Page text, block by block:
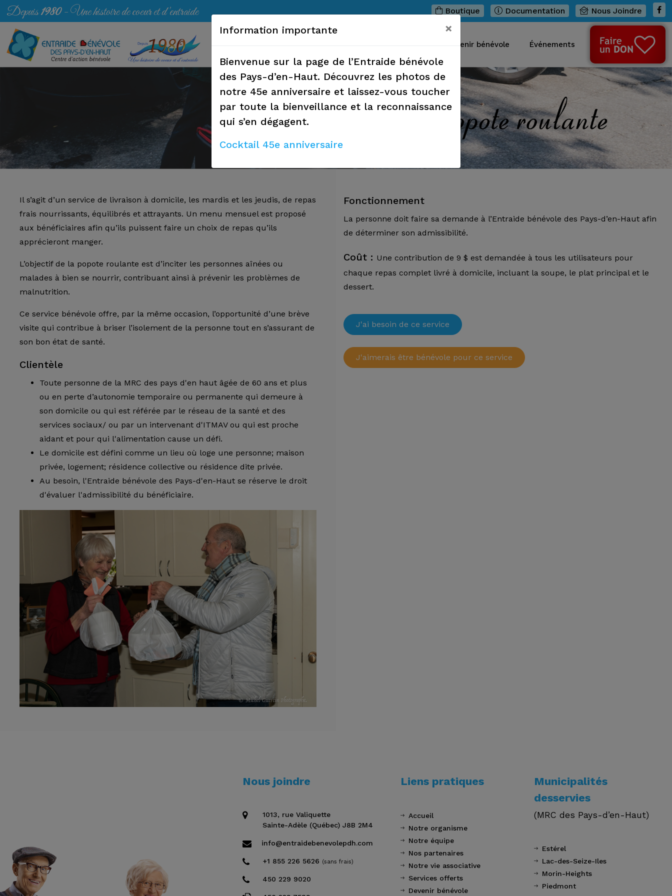
Depuis1980- Une histoire de coeur et d 'entraide Boutique Documentation Nous Joindre
Devenir bénévole Événements
Il s’agit d’un service de livraison à domicile, les mardis et les jeudis, de repas
frais nourrissants, équilibrés et attrayants. Un menu mensuel est proposé
aux bénéficiaires afin qu’ils puissent faire un choix de repas qu’ils
apprécieront manger.
L’objectif de la popote roulante est d’inciter les personnes aînées ou
malades à bien se nourrir, contribuant ainsi à prévenir les problèmes de
malnutrition.
Ce service bénévole offre, par la même occasion, l’opportunité d’une brève
visite qui contribue à briser l’isolement de la personne tout en s’assurant de
son bon état de santé.
Clientèle
Toute personne de la MRC des pays d'en haut âgée de 60 ans et plus
ou en perte d’autonomie temporaire ou permanente qui demeure à
son domicile ou qui est référée par le réseau de la santé et des
services sociaux/ ou par un intervenant d'ITMAV ou qui est proche
aidant et pour qui l'alimentation cause un défi.
Le domicile est défini comme un lieu où loge une personne; maison
privée, logement; résidence collective ou résidence dite privée.
Au besoin, l'Entraide bénévole des Pays-d'en-Haut se réserve le droit
d'évaluer l'admissibilité du bénéficiaire.
Fonctionnement
La personne doit faire sa demande à l’Entraide bénévole des Pays-d’en-Haut afin
de déterminer son admissibilité.
Coût : Une contribution de 9 $ est demandée à tous les utilisateurs pour
chaque repas complet livré à domicile, incluant la soupe, le plat principal et le
dessert.
J'ai besoin de ce service
J'aimerais être bénévole pour ce service
Nous joindre
1013, rue Valiquette
Sainte-Adèle (Québec) J8B 2M4
info@entraidebenevolepdh.com
+1 855 226 5626 (sans frais)
450 229 9020
Liens pratiques
Accueil
Notre organisme
Notre équipe
Nos partenaires
Notre vie associative
Services offerts
Devenir bénévole
Municipalités
desservies
(MRC des Pays-d’en-Haut)
Estérel
Lac-des-Seize-Iles
Morin-Heights
Piedmont
Information importante ×
Bienvenue sur la page de l’Entraide bénévole
des Pays-d’en-Haut. Découvrez les photos de
notre 45e anniversaire et laissez-vous toucher
par toute la bienveillance et la reconnaissance
qui s’en dégagent.
Cocktail 45e anniversaire